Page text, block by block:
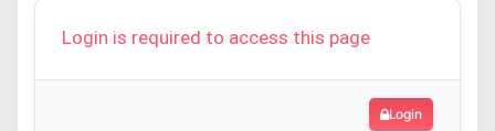
Login is required to access this page
Login